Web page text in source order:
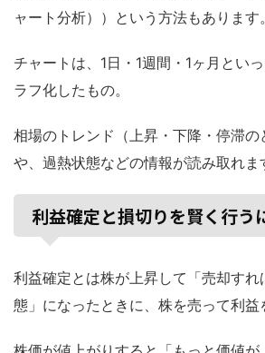
ャート分析））という方法もあります。
チャートは、1日・1週間・1ヶ月とい
ラフ化したもの。
相場のトレンド（上昇・下降・停滞の
や、過熱状態などの情報が読み取れま
利益確定と損切りを賢く行う
利益確定とは株が上昇して「売却すれ
態」になったときに、株を売って利益